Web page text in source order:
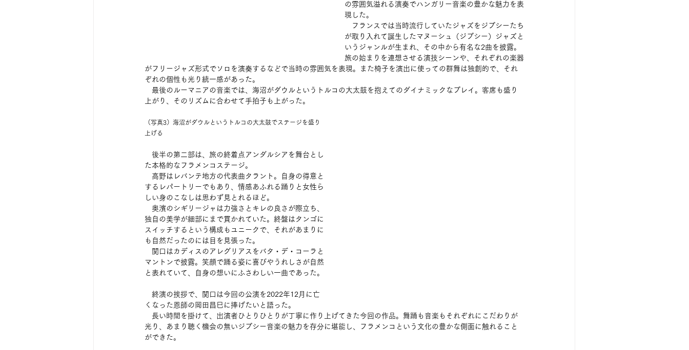
の雰囲気溢れる演奏でハンガリー音楽の豊かな魅力を表
現した。
フランスでは当時流行していたジャズをジプシーたち
が取り入れて誕生したマヌーシュ（ジプシー）ジャズと
いうジャンルが生まれ、その中から有名な2曲を披露。
旅の始まりを連想させる演技シーンや、それぞれの楽器
がフリージャズ形式でソロを演奏するなどで当時の雰囲気を表現。また椅子を演出に使っての群舞は独創的で、それ
ぞれの個性も光り統一感があった。
最後のルーマニアの音楽では、海沼がダウルというトルコの大太鼓を抱えてのダイナミックなプレイ。客席も盛り
上がり、そのリズムに合わせて手拍子も上がった。
（写真3）海沼がダウルというトルコの大太鼓でステージを盛り
上げる
後半の第二部は、旅の終着点アンダルシアを舞台とし
た本格的なフラメンコステージ。
高野はレバンテ地方の代表曲タラント。自身の得意と
するレパートリーでもあり、情感あふれる踊りと女性ら
しい身のこなしは思わず見とれるほど。
奥濱のシギリージャは力強さとキレの良さが際立ち、
独自の美学が細部にまで貫かれていた。終盤はタンゴに
スイッチするという構成もユニークで、それがあまりに
も自然だったのには目を見張った。
関口はカディスのアレグリアスをバタ・デ・コーラと
マントンで披露。笑顔で踊る姿に喜びやうれしさが自然
と表れていて、自身の想いにふさわしい一曲であった。
終演の挨拶で、関口は今回の公演を2022年12月に亡
くなった恩師の岡田昌巳に捧げたいと語った。
長い時間を掛けて、出演者ひとりひとりが丁寧に作り上げてきた今回の作品。舞踊も音楽もそれぞれにこだわりが
光り、あまり聴く機会の無いジプシー音楽の魅力を存分に堪能し、フラメンコという文化の豊かな側面に触れること
ができた。